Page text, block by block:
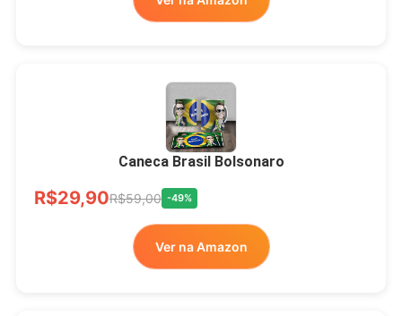
Xícara Bolsonaro
Brasão Deus Acima De
Todos
R$33,00
Ver no MERCADO
LIVRE
Caneca Brasil Bolsonaro
R$29,90R$59,00 -49%
Ver na Amazon